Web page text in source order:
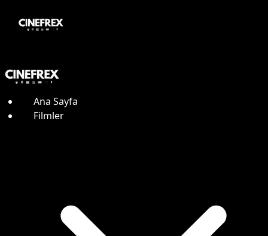
Ana Sayfa
Filmler